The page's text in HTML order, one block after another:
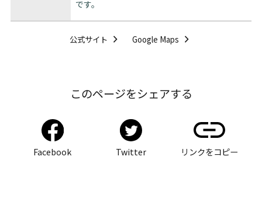
です。
公式サイト Google Maps
このページをシェアする
Facebook Twitter リンクをコピー